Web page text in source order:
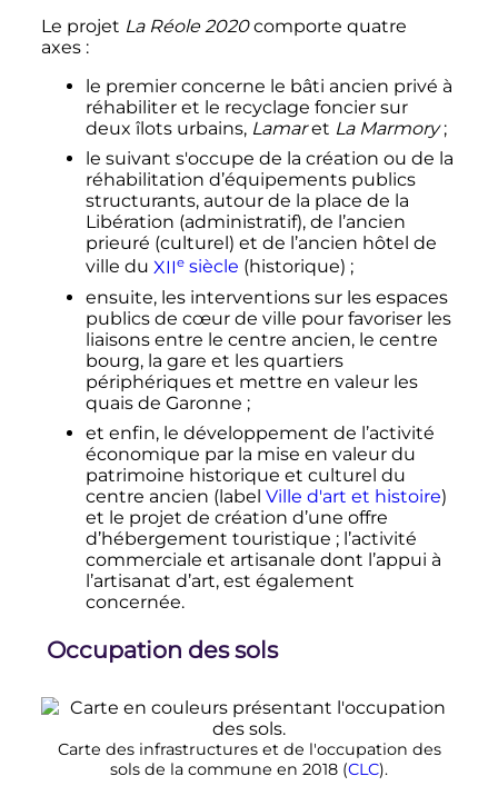
Le projet La Réole 2020comporte quatre
axes :
le premier concerne le bâti ancien privé à
réhabiliter et le recyclage foncier sur
deux îlots urbains, Lamaret La Marmory ;
le suivant s'occupe de la création ou de la
réhabilitation d’équipements publics
structurants, autour de la place de la
Libération (administratif), de l’ancien
prieuré (culturel) et de l’ancien hôtel de
ville du XIIesiècle (historique) ;
ensuite, les interventions sur les espaces
publics de cœur de ville pour favoriser les
liaisons entre le centre ancien, le centre
bourg, la gare et les quartiers
périphériques et mettre en valeur les
quais de Garonne ;
et enfin, le développement de l’activité
économique par la mise en valeur du
patrimoine historique et culturel du
centre ancien (label Ville d'art et histoire)
et le projet de création d’une offre
d’hébergement touristique ; l’activité
commerciale et artisanale dont l’appui à
l’artisanat d’art, est également
concernée.
Occupation des sols
Carte des infrastructures et de l'occupation des
sols de la commune en 2018 (CLC).